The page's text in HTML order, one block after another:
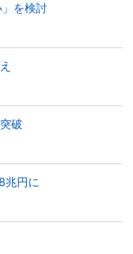
を検討
破
兆円に